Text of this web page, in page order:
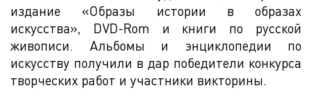
издание «Образы истории в образах
искусства», DVD-Rom и книги по русской
живописи. Альбомы и энциклопедии по
искусству получили в дар победители конкурса
творческих работ и участники викторины.